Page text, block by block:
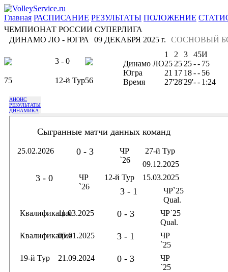
Главная РАСПИСАНИЕ РЕЗУЛЬТАТЫ ПОЛОЖЕНИЕ
ЧЕМПИОНАТ РОССИИ СУПЕРЛИГА
ДИНАМО ЛО - ЮГРА
СОСНОВЫЙ
09 ДЕКАБРЯ 2025 г.
3 - 0
75 12-й Тур56
1 2 3 45И
Динамо ЛО25 25 25-- 75
Югра
21 17 18-- 56
Время
27'28'29'-- 1:24
АНОНС
РЕЗУЛЬТАТЫ
ДИНАМИКА
Сыгранные матчи данных команд
25.02.2026 0 - 3
ЧР
`26
27-й Тур
09.12.2025
3 - 0
ЧР
`26
12-й Тур 15.03.2025
3 - 1
ЧР`25
Qual.
Квалификация11.03.2025 0 - 3
ЧР`25
Qual.
Квалификация05.01.2025 3 - 1
ЧР
`25
19-й Тур
21.09.2024 0 - 3
ЧР
`25